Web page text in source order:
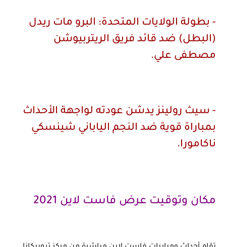
- بطولة الولايات المتحدة: البرو مات ريدل
(البطل) ضد قائد فريق الريتربيوشن
مصطفى علي.
- سيث رولينز يدشن عودته لواجهة الأحداث
بمباراة قوية ضد النجم الياباني شينسكي
ناكامورا.
مكان وتوقيت عرض فاست لاين 2021